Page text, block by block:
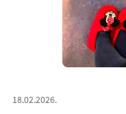
18.02.2026.